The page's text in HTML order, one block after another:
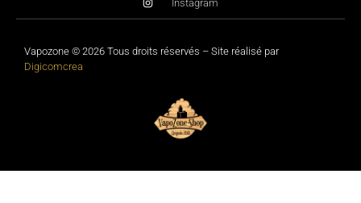
Instagram
Vapozone © 2026 Tous droits réservés – Site réalisé par
Digicomcrea